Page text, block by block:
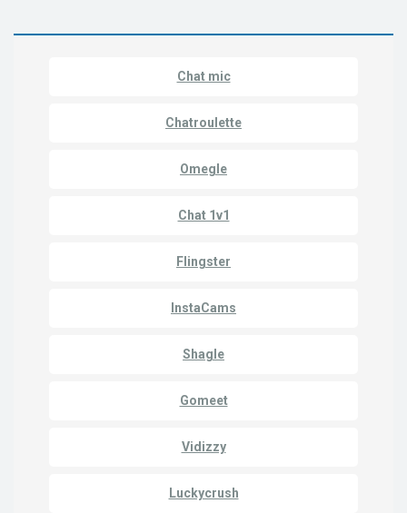
Chat mic
Chatroulette
Omegle
Chat 1v1
Flingster
InstaCams
Shagle
Gomeet
Vidizzy
Luckycrush